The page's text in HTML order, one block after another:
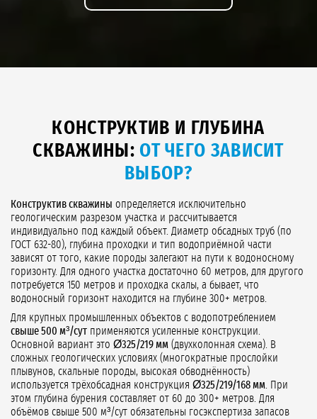
КОНСТРУКТИВ И ГЛУБИНА
СКВАЖИНЫ: ОТ ЧЕГО ЗАВИСИТ
ВЫБОР?
Конструктив скважины определяется исключительно
геологическим разрезом участка и рассчитывается
индивидуально под каждый объект. Диаметр обсадных труб (по
ГОСТ 632-80), глубина проходки и тип водоприёмной части
зависят от того, какие породы залегают на пути к водоносному
горизонту. Для одного участка достаточно 60 метров, для другого
потребуется 150 метров и проходка скалы, а бывает, что
водоносный горизонт находится на глубине 300+ метров.
Для крупных промышленных объектов с водопотреблением
свыше 500 м³/сут применяются усиленные конструкции.
Основной вариант это Ø325/219 мм (двухколонная схема). В
сложных геологических условиях (многократные прослойки
плывунов, скальные породы, высокая обводнённость)
используется трёхобсадная конструкция Ø325/219/168 мм . При
этом глубина бурения составляет от 60 до 300+ метров. Для
объёмов свыше 500 м³/сут обязательны госэкспертиза запасов